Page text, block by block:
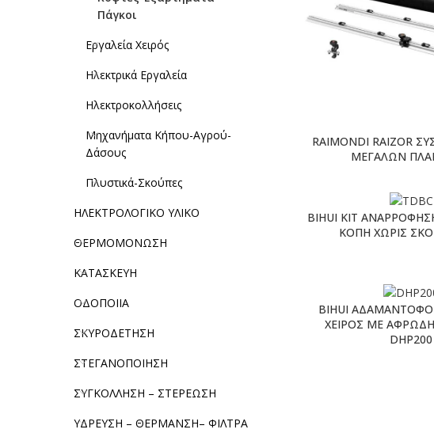
Πάγκοι
Εργαλεία Χειρός
Ηλεκτρικά Εργαλεία
Ηλεκτροκολλήσεις
Μηχανήματα Κήπου-Αγρού-
Δάσους
Πλυστικά-Σκούπες
ΗΛΕΚΤΡΟΛΟΓΙΚΟ ΥΛΙΚΟ
ΘΕΡΜΟΜΟΝΩΣΗ
ΚΑΤΑΣΚΕΥΗ
ΟΔΟΠΟΙΙΑ
ΣΚΥΡΟΔΕΤΗΣΗ
ΣΤΕΓΑΝΟΠΟΙΗΣΗ
ΣΥΓΚΟΛΛΗΣΗ – ΣΤΕΡΕΩΣΗ
ΥΔΡΕΥΣΗ – ΘΕΡΜΑΝΣΗ– ΦΙΛΤΡΑ
RAIMONDI RAIZOR
ΜΕΓΑΛΩΝ
BIHUI KIT
ΚΟΠΗ ΧΩΡΙΣ
BIHUI
ΧΕΙΡΟΣ ΜΕ
DHP200